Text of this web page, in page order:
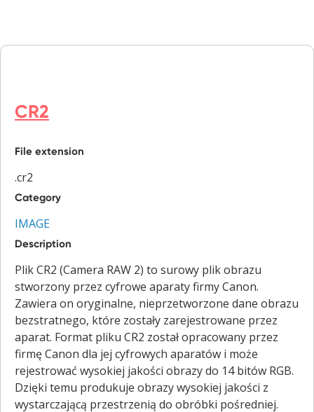
CR2
File extension
.cr2
Category
IMAGE
Description
Plik CR2 (Camera RAW 2) to surowy plik obrazu
stworzony przez cyfrowe aparaty firmy Canon.
Zawiera on oryginalne, nieprzetworzone dane obrazu
bezstratnego, które zostały zarejestrowane przez
aparat. Format pliku CR2 został opracowany przez
firmę Canon dla jej cyfrowych aparatów i może
rejestrować wysokiej jakości obrazy do 14 bitów RGB.
Dzięki temu produkuje obrazy wysokiej jakości z
wystarczającą przestrzenią do obróbki pośredniej.